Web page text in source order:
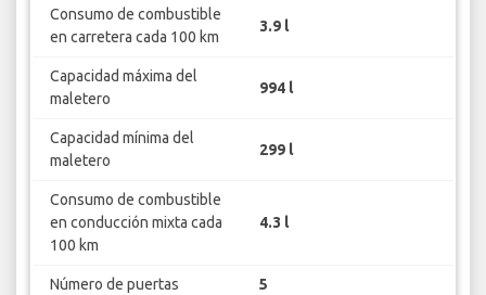
Consumo de combustible
en carretera cada 100 km
3.9 l
Capacidad máxima del
maletero
994 l
Capacidad mínima del
maletero
299 l
Consumo de combustible
en conducción mixta cada
100 km
4.3 l
Número de puertas 5